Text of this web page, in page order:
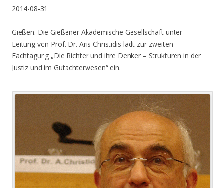
2014-08-31
Gießen. Die Gießener Akademische Gesellschaft unter
Leitung von Prof. Dr. Aris Christidis lädt zur zweiten
Fachtagung „Die Richter und ihre Denker – Strukturen in der
Justiz und im Gutachterwesen“ ein.